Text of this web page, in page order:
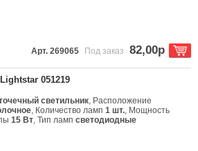
Арт. 269065 Под заказ 82,00р
051219
светильник, Расположение
, Количество ламп1 шт., Мощность
15 Вт, Тип лампсветодиодные